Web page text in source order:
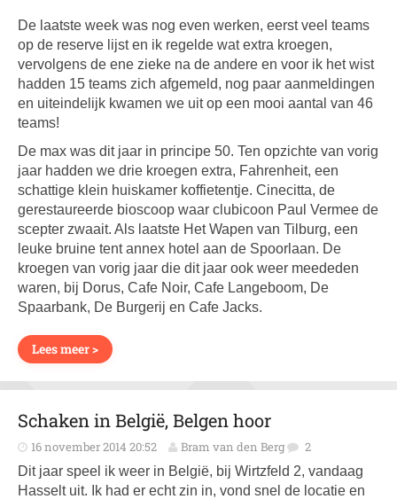
De laatste week was nog even werken, eerst veel teams
op de reserve lijst en ik regelde wat extra kroegen,
vervolgens de ene zieke na de andere en voor ik het wist
hadden 15 teams zich afgemeld, nog paar aanmeldingen
en uiteindelijk kwamen we uit op een mooi aantal van 46
teams!
De max was dit jaar in principe 50. Ten opzichte van vorig
jaar hadden we drie kroegen extra, Fahrenheit, een
schattige klein huiskamer koffietentje. Cinecitta, de
gerestaureerde bioscoop waar clubicoon Paul Vermee de
scepter zwaait. Als laatste Het Wapen van Tilburg, een
leuke bruine tent annex hotel aan de Spoorlaan. De
kroegen van vorig jaar die dit jaar ook weer meededen
waren, bij Dorus, Cafe Noir, Cafe Langeboom, De
Spaarbank, De Burgerij en Cafe Jacks.
Lees meer >
Schaken in België, Belgen hoor
16 november 2014 20:52 Bram van den Berg 2
Dit jaar speel ik weer in België, bij Wirtzfeld 2, vandaag
Hasselt uit. Ik had er echt zin in, vond snel de locatie en